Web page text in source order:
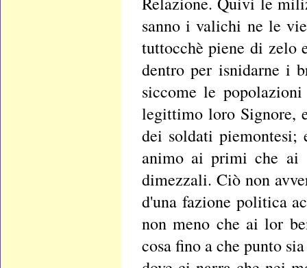
sanno i valichi ne le
tuttocchè piene di zelo
dentro per isnidarne i
siccome le
legittimo loro Signore,
dei soldati
animo ai primi che ai
dimezzali. Ciò non
d'una fazione politica
non meno che ai lor
cosa fino a che punto